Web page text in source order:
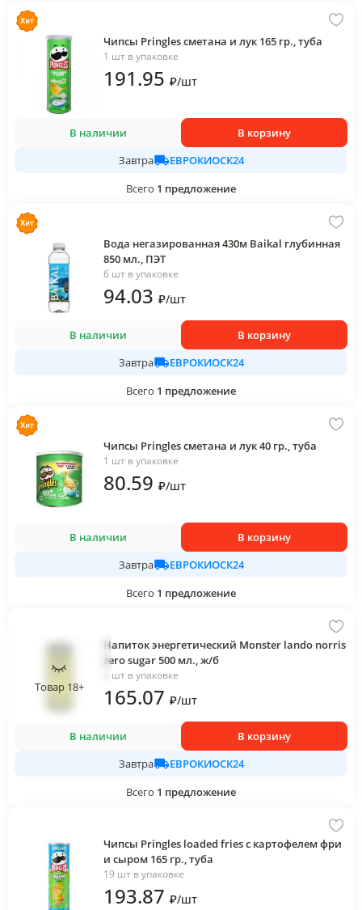
Чипсы Pringles сметана и лук 165 гр., туба
1 шт в упаковке
191.95 ₽/шт
В наличии
В корзину
Завтра
ЕВРОКИОСК24
Всего 1 предложение
Вода негазированная 430м Baikal глубинная
850 мл., ПЭТ
6 шт в упаковке
94.03 ₽/шт
В наличии
В корзину
Завтра
ЕВРОКИОСК24
Всего 1 предложение
Чипсы Pringles сметана и лук 40 гр., туба
1 шт в упаковке
80.59 ₽/шт
В наличии
В корзину
Завтра
ЕВРОКИОСК24
Всего 1 предложение
Товар 18+
Напиток энергетический Monster lando norris
zero sugar 500 мл., ж/б
6 шт в упаковке
165.07 ₽/шт
В наличии
В корзину
Завтра
ЕВРОКИОСК24
Всего 1 предложение
Чипсы Pringles loaded fries с картофелем фри
и сыром 165 гр., туба
19 шт в упаковке
193.87 ₽/шт